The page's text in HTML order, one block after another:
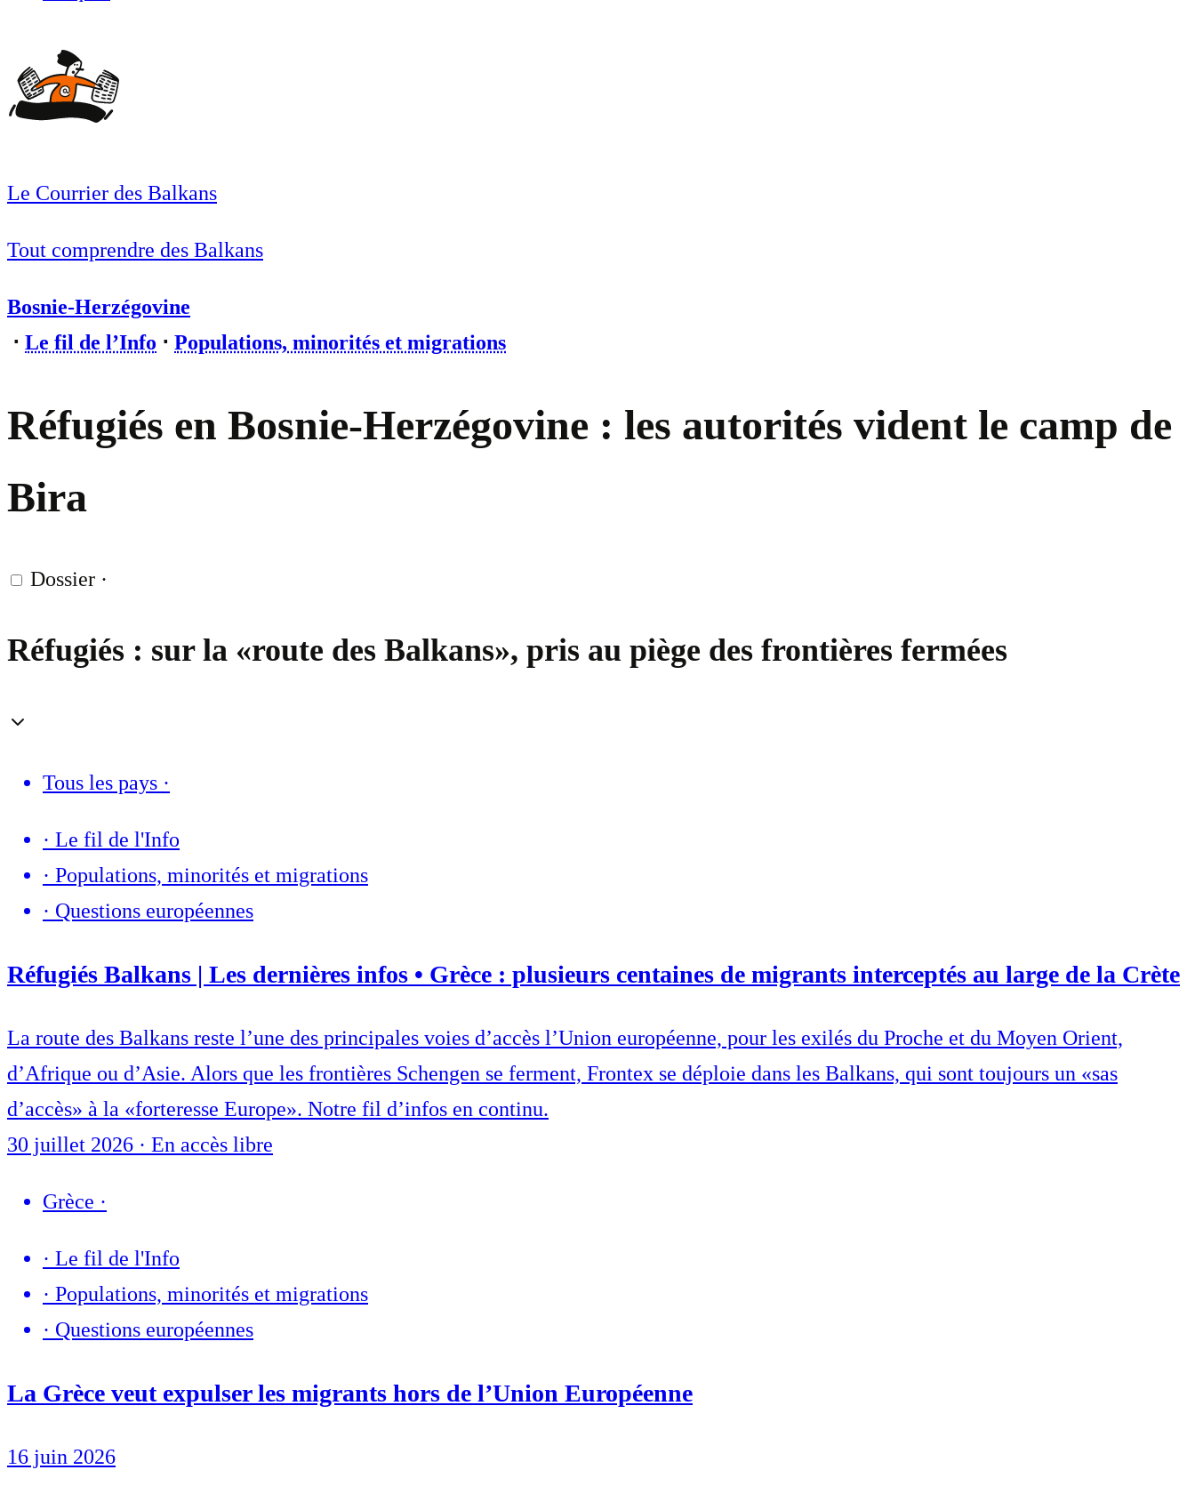
Le Courrier des Balkans
Tout comprendre des Balkans
Bosnie-Herzégovine
⋅ Le fil de l’Info ⋅ Populations, minorités et migrations
Réfugiés en Bosnie-Herzégovine : les autorités vident le camp de
Bira
Dossier ·
Réfugiés : sur la «route des Balkans», pris au piège des frontières fermées
Tous les pays ·
· Le fil de l'Info
· Populations, minorités et migrations
· Questions européennes
Réfugiés Balkans | Les dernières infos • Grèce : plusieurs centaines de migrants interceptés au large de la Crète
La route des Balkans reste l’une des principales voies d’accès l’Union européenne, pour les exilés du Proche et du Moyen Orient,
d’Afrique ou d’Asie. Alors que les frontières Schengen se ferment, Frontex se déploie dans les Balkans, qui sont toujours un «sas
d’accès» à la «forteresse Europe». Notre fil d’infos en continu.
30 juillet 2026 · En accès libre
Grèce ·
· Le fil de l'Info
· Populations, minorités et migrations
· Questions européennes
La Grèce veut expulser les migrants hors de l’Union Européenne
16 juin 2026